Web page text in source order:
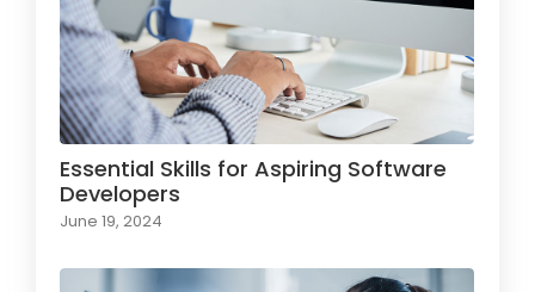
Essential Skills for Aspiring Software
Developers
June 19, 2024